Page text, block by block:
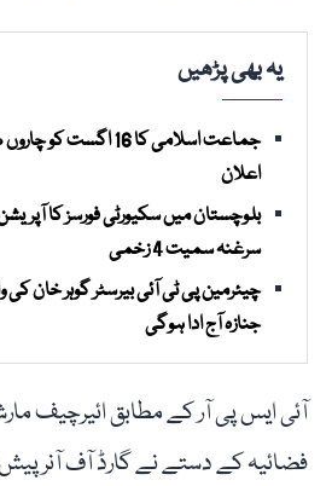
یہ بھی پڑھیں
جماعت اسلامی کا 16
اعلان
سرغنہ سمیت 4 زخمی
چیئرمین پی ٹی آئی بیرسٹر گوہر خان کی
جنازہ آج ادا ہوگی
آئی ایس پی آر کے مطابق ائیرچیف
فضائیہ کے دستے نے گارڈ آف آنر